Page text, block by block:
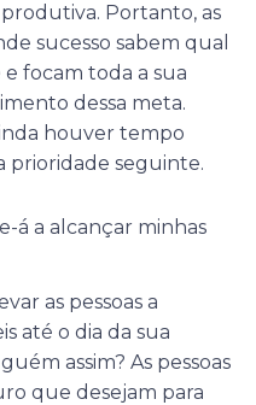
Portanto, as
sucesso sabem qual
focam toda a sua
dessa meta.
houver tempo
prioridade seguinte.
á a alcançar minhas
as pessoas a
até o dia da sua
assim? As pessoas
que desejam para